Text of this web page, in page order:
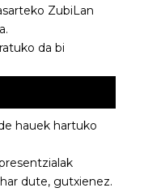
ZubiLan
da bi
hauek hartuko
dute, gutxienez.